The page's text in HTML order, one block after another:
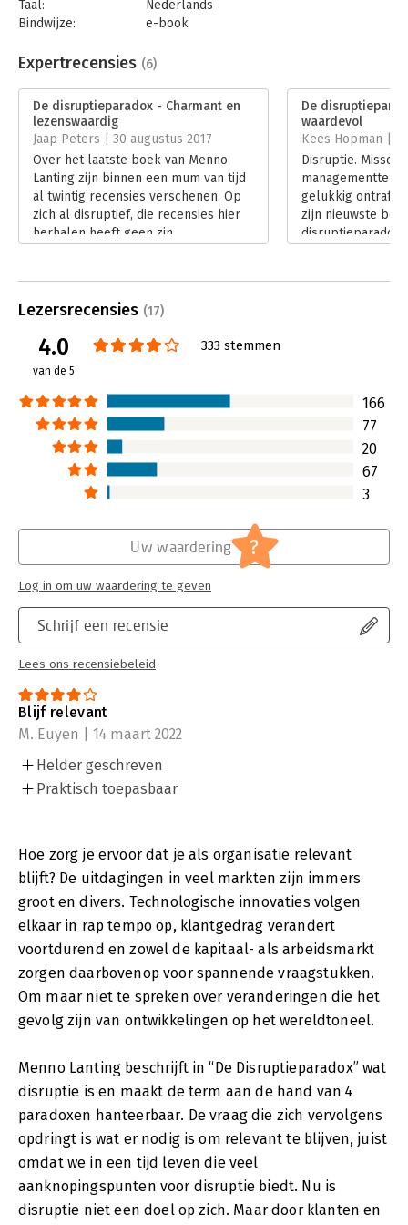
Taal:
Nederlands
Bindwijze:
e-book
Bestandsformaat:
epub
Uitgever:
Druk:
1
Verschijningsdatum:
9-6-2017
Hoofdrubriek: Verandermanagement
Expertrecensies (6)
De disruptieparadox - Charmant en
lezenswaardig
Jaap Peters | 30 augustus 2017
Over het laatste boek van Menno
Lanting zijn binnen een mum van tijd
al twintig recensies verschenen. Op
zich al disruptief, die recensies hier
herhalen heeft geen zin.
De
waardevol
Kees Hopman |
Disruptie.
managementterm
gelukkig ontrafelt
zijn nieuwste
disruptieparadox
Lezersrecensies (17)
4.0
van de 5
333 stemmen
166
77
20
67
3
Schrijf een recensie
Lees ons recensiebeleid
Uw waardering ?
Log in om uw waardering te geven
Blijf relevant
M. Euyen | 14 maart 2022
Helder geschreven
Praktisch toepasbaar
Hoe zorg je ervoor dat je als organisatie relevant
blijft? De uitdagingen in veel markten zijn immers
groot en divers. Technologische innovaties volgen
elkaar in rap tempo op, klantgedrag verandert
voortdurend en zowel de kapitaal- als arbeidsmarkt
zorgen daarbovenop voor spannende vraagstukken.
Om maar niet te spreken over veranderingen die het
gevolg zijn van ontwikkelingen op het wereldtoneel.
Menno Lanting beschrijft in “De Disruptieparadox” wat
disruptie is en maakt de term aan de hand van 4
paradoxen hanteerbaar. De vraag die zich vervolgens
opdringt is wat er nodig is om relevant te blijven, juist
omdat we in een tijd leven die veel
aanknopingspunten voor disruptie biedt. Nu is
disruptie niet een doel op zich. Maar door klanten en